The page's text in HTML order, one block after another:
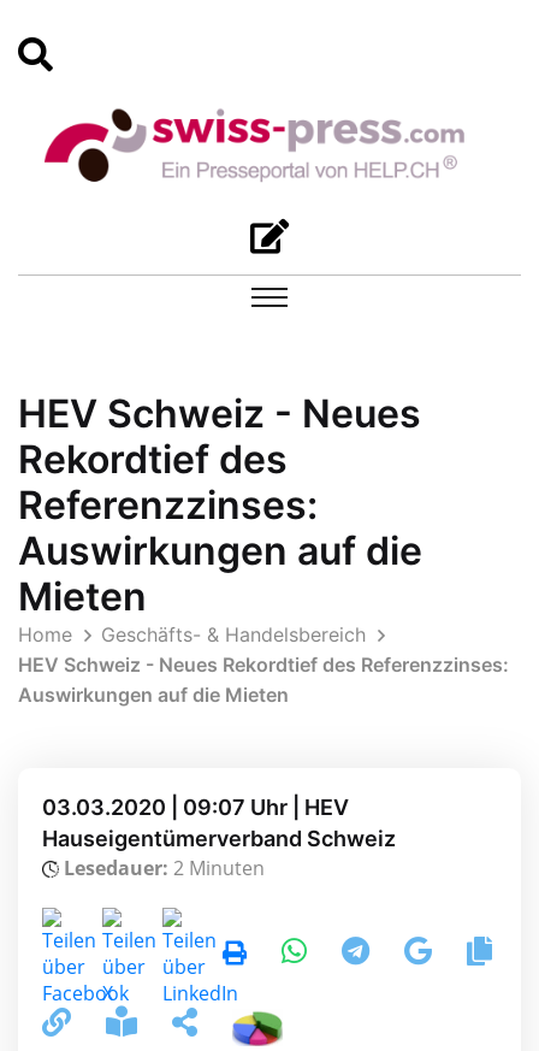
HEV Schweiz - Neues
Rekordtief des
Referenzzinses:
Auswirkungen auf die
Mieten
Home
Geschäfts- & Handelsbereich
HEV Schweiz - Neues Rekordtief des Referenzzinses:
Auswirkungen auf die Mieten
03.03.2020 | 09:07 Uhr | HEV
Hauseigentümerverband Schweiz
Lesedauer: 2 Minuten